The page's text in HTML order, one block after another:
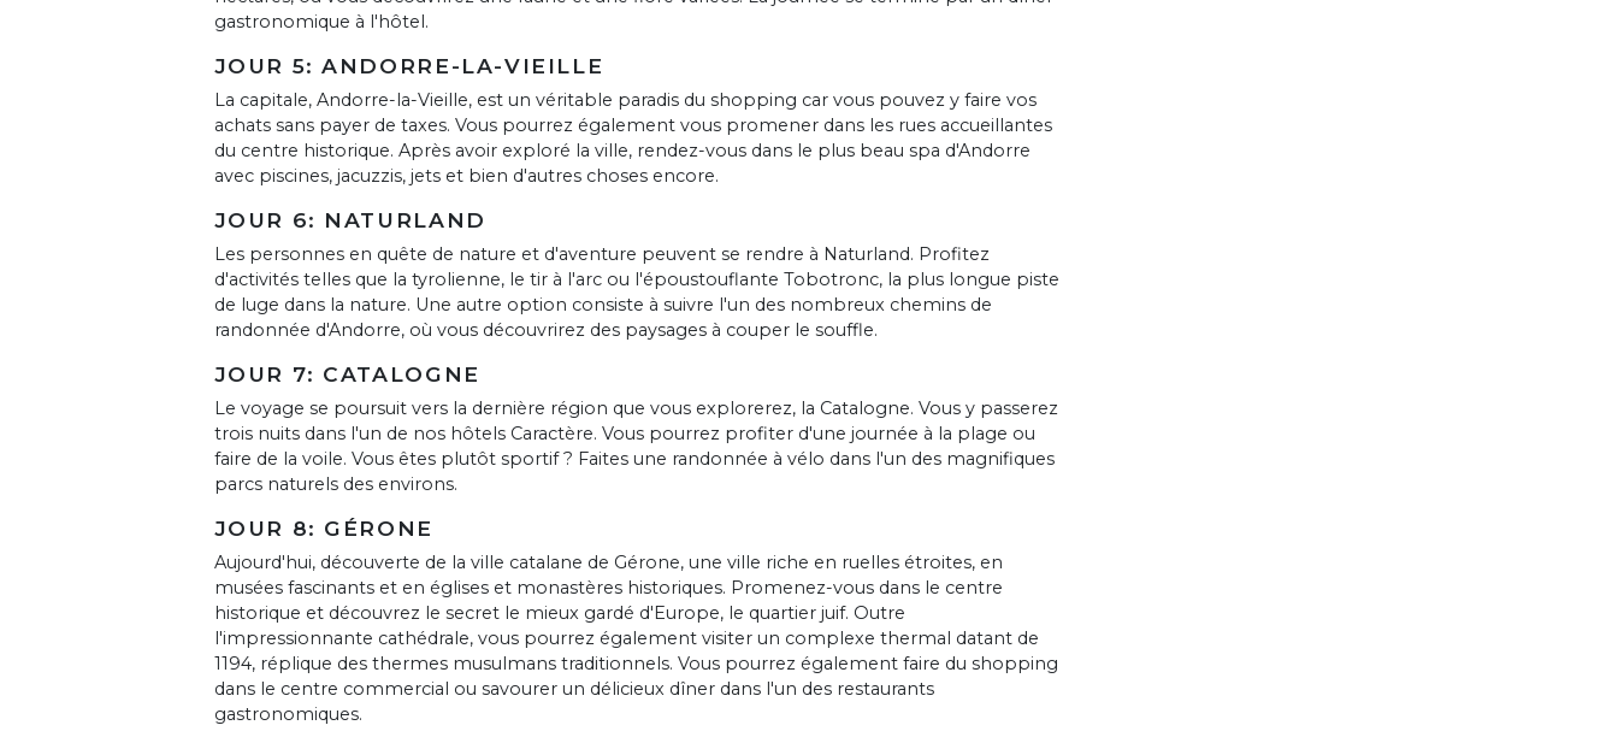
gastronomique à l'hôtel.
JOUR 5: ANDORRE-LA-VIEILLE
La capitale, Andorre-la-Vieille, est un véritable paradis du shopping car vous pouvez y faire vos
achats sans payer de taxes. Vous pourrez également vous promener dans les rues accueillantes
du centre historique. Après avoir exploré la ville, rendez-vous dans le plus beau spa d'Andorre
avec piscines, jacuzzis, jets et bien d'autres choses encore.
JOUR 6: NATURLAND
Les personnes en quête de nature et d'aventure peuvent se rendre à Naturland. Profitez
d'activités telles que la tyrolienne, le tir à l'arc ou l'époustouflante Tobotronc, la plus longue piste
de luge dans la nature. Une autre option consiste à suivre l'un des nombreux chemins de
randonnée d'Andorre, où vous découvrirez des paysages à couper le souffle.
JOUR 7: CATALOGNE
Le voyage se poursuit vers la dernière région que vous explorerez, la Catalogne. Vous y passerez
trois nuits dans l'un de nos hôtels Caractère. Vous pourrez profiter d'une journée à la plage ou
faire de la voile. Vous êtes plutôt sportif ? Faites une randonnée à vélo dans l'un des magnifiques
parcs naturels des environs.
JOUR 8: GÉRONE
Aujourd'hui, découverte de la ville catalane de Gérone, une ville riche en ruelles étroites, en
musées fascinants et en églises et monastères historiques. Promenez-vous dans le centre
historique et découvrez le secret le mieux gardé d'Europe, le quartier juif. Outre
l'impressionnante cathédrale, vous pourrez également visiter un complexe thermal datant de
1194, réplique des thermes musulmans traditionnels. Vous pourrez également faire du shopping
dans le centre commercial ou savourer un délicieux dîner dans l'un des restaurants
gastronomiques.